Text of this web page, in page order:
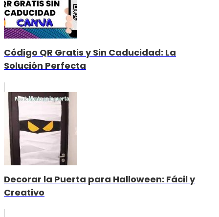
Código QR Gratis y Sin Caducidad: La
Solución Perfecta
Decorar la Puerta para Halloween: Fácil y
Creativo